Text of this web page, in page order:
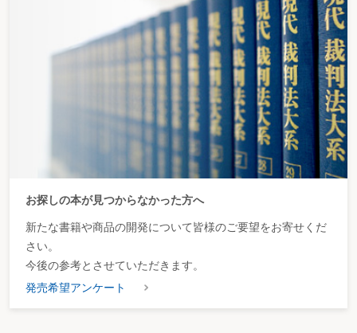
お探しの本が見つからなかった方へ
新たな書籍や商品の開発について皆様のご要望をお寄せくだ
さい。
今後の参考とさせていただきます。
発売希望アンケート